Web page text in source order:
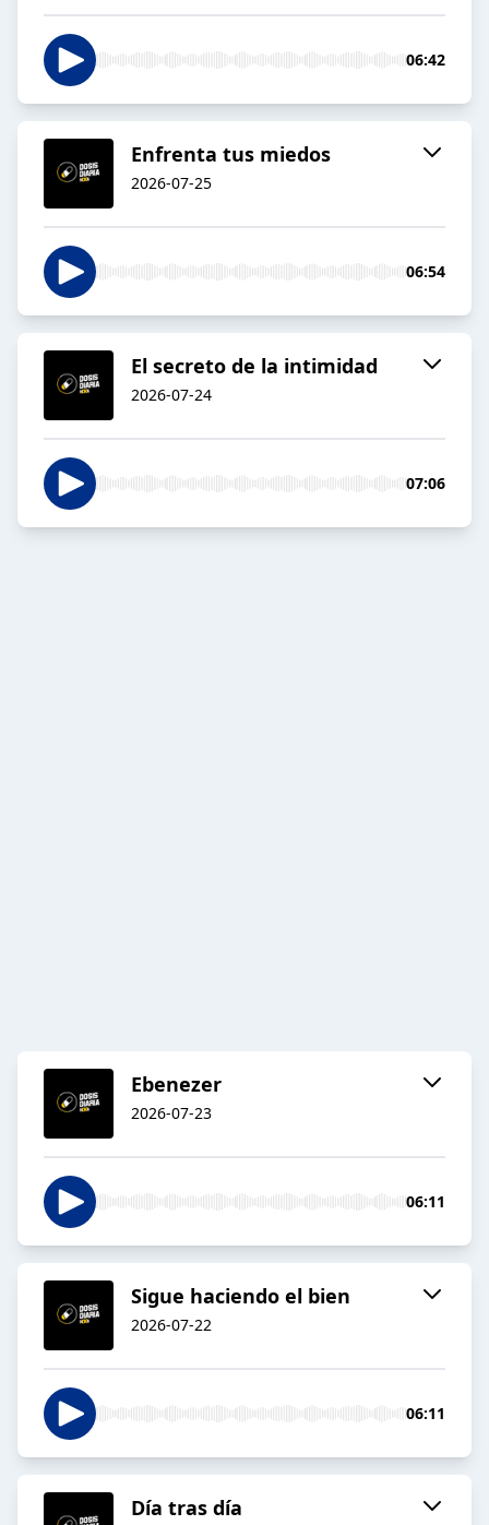
06:42
Enfrenta tus miedos
2026-07-25
06:54
El secreto de la intimidad
2026-07-24
07:06
Ebenezer
2026-07-23
06:11
Sigue haciendo el bien
2026-07-22
06:11
Día tras día